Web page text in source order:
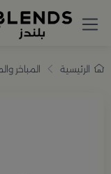
تسوّق من بلندز
الرئيسية المباخر